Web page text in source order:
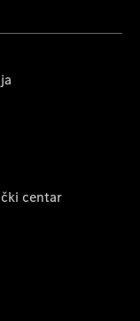
centar